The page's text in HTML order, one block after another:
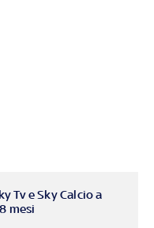
Tv e Sky Calcio a
mesi